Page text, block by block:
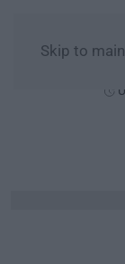
Skip to